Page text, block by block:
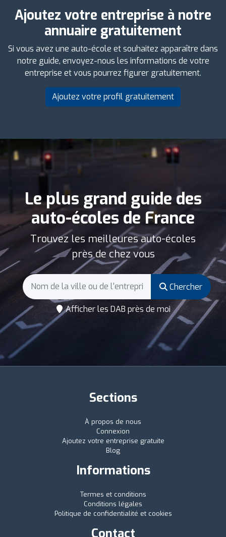
Ajoutez votre entreprise à notre
annuaire gratuitement
Si vous avez une auto-école et souhaitez apparaître dans
notre guide, envoyez-nous les informations de votre
entreprise et vous pourrez figurer gratuitement.
Ajoutez votre profil gratuitement
Le plus grand guide des
auto-écoles de France
Trouvez les meilleures auto-écoles
près de chez vous
Chercher
Afficher les DAB près de moi
Sections
À propos de nous
Connexion
Ajoutez votre entreprise gratuite
Blog
Informations
Termes et conditions
Conditions légales
Politique de confidentialité et cookies
Contact